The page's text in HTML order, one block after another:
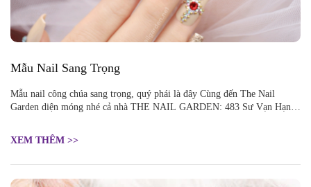
Mẫu Nail Sang Trọng
Mẫu nail công chúa sang trọng, quý phái là đây Cùng đến The Nail
Garden diện móng nhé cả nhà THE NAIL GARDEN: 483 Sư Vạn Hạnh,
XEM THÊM >>